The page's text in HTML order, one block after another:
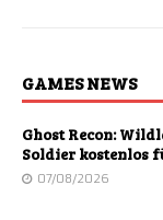
GAMES NEWS
Ghost Recon:
Soldier kostenlos
07/08/2026